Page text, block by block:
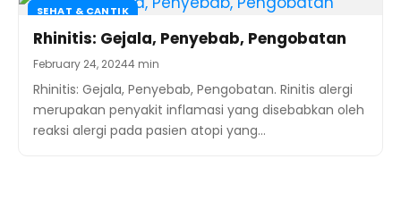
SEHAT & CANTIK
Rhinitis: Gejala, Penyebab, Pengobatan
February 24, 20244 min
Rhinitis: Gejala, Penyebab, Pengobatan. Rinitis alergi
merupakan penyakit inflamasi yang disebabkan oleh
reaksi alergi pada pasien atopi yang…